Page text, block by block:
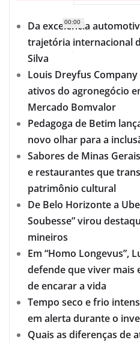
00:00
Da excelência
trajetória internacional
Silva
Louis Dreyfus
ativos do agronegócio
Mercado Bomvalor
Pedagoga de Betim
novo olhar para a
Sabores de Minas
e restaurantes que
patrimônio cultural
De Belo Horizonte a
Soubesse” virou
mineiros
Em “Homo Longevus”,
defende que viver mais
de encarar a vida
Tempo seco e frio
em alerta durante o
Quais as diferenças de